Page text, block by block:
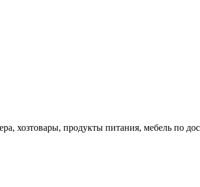
хозтовары, продукты питания, мебель по